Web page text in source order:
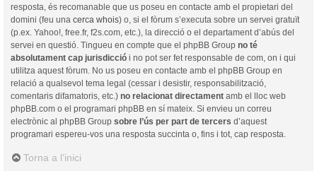
resposta, és recomanable que us poseu en contacte amb el propietari del
domini (feu una cerca whois) o, si el fòrum s’executa sobre un servei gratuït
(p.ex. Yahoo!, free.fr, f2s.com, etc.), la direcció o el departament d’abús del
servei en questió. Tingueu en compte que el phpBB Group no té
absolutament cap jurisdicció i no pot ser fet responsable de com, on i qui
utilitza aquest fòrum. No us poseu en contacte amb el phpBB Group en
relació a qualsevol tema legal (cessar i desistir, responsabilització,
comentaris difamatoris, etc.) no relacionat directament amb el lloc web
phpBB.com o el programari phpBB en sí mateix. Si envieu un correu
electrònic al phpBB Group sobre l’ús per part de tercers d’aquest
programari espereu-vos una resposta succinta o, fins i tot, cap resposta.
Torna a l’inici